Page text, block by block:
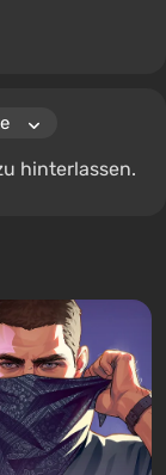
hinterlassen.